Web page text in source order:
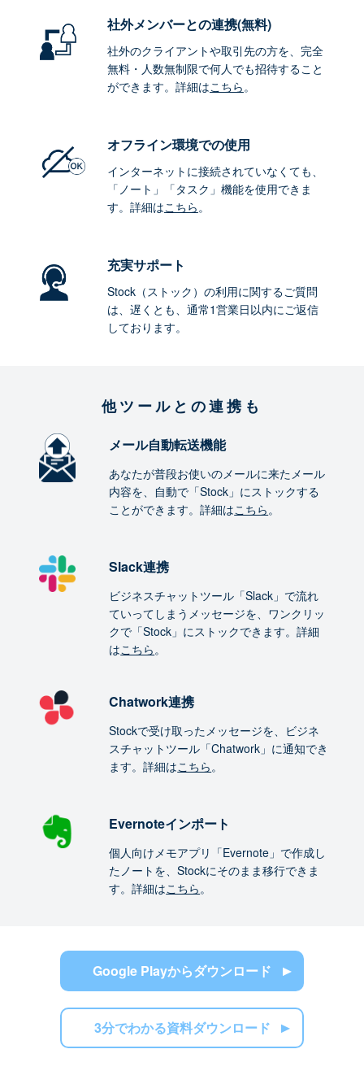
社外メンバーとの連携(無料)
社外のクライアントや取引先の方を、完全
無料・人数無制限で何人でも招待すること
ができます。詳細はこちら。
オフライン環境での使用
インターネットに接続されていなくても、
「ノート」「タスク」機能を使用できま
す。詳細はこちら。
充実サポート
Stock（ストック）の利用に関するご質問
は、遅くとも、通常1営業日以内にご返信
しております。
他ツールとの連携も
メール自動転送機能
あなたが普段お使いのメールに来たメール
内容を、自動で「Stock」にストックする
ことができます。詳細はこちら。
Slack連携
ビジネスチャットツール「Slack」で流れ
ていってしまうメッセージを、ワンクリッ
クで「Stock」にストックできます。詳細
はこちら。
Chatwork連携
Stockで受け取ったメッセージを、ビジネ
スチャットツール「Chatwork」に通知でき
ます。詳細はこちら。
Evernoteインポート
個人向けメモアプリ「Evernote」で作成し
たノートを、Stockにそのまま移行できま
す。詳細はこちら。
Google Playからダウンロード
3分でわかる資料ダウンロード